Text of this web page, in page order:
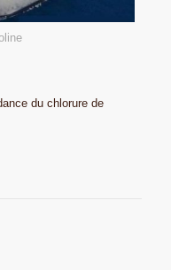
du chlorure de